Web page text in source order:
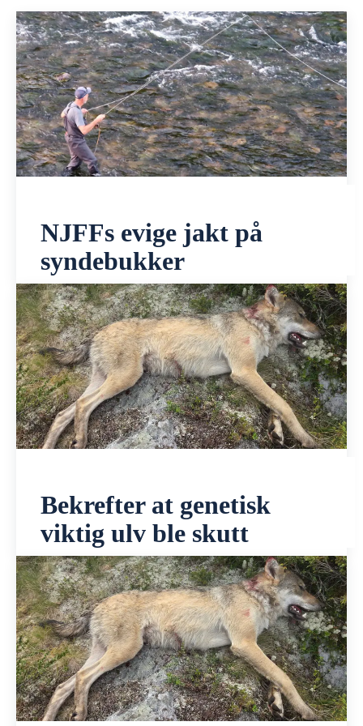
NJFFs evige jakt på
syndebukker
Bekrefter at genetisk
viktig ulv ble skutt